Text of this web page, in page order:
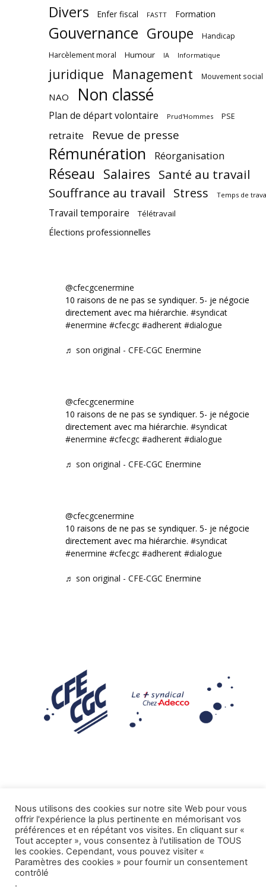
Divers Enfer fiscal FASTT Formation
Gouvernance Groupe Handicap
Harcèlement moral Humour IA Informatique
juridique Management Mouvement social
NAO Non classé
Plan de départ volontaire Prud'Hommes PSE
retraite Revue de presse
Rémunération Réorganisation
Réseau Salaires Santé au travail
Souffrance au travail Stress Temps de
Travail temporaire Télétravail
Élections professionnelles
@cfecgcenermine
10 raisons de ne pas se syndiquer. 5- je négocie
directement avec ma hiérarchie. #syndicat
#enermine #cfecgc #adherent #dialogue
♬ son original - CFE-CGC Enermine
@cfecgcenermine
10 raisons de ne pas se syndiquer. 5- je négocie
directement avec ma hiérarchie. #syndicat
#enermine #cfecgc #adherent #dialogue
♬ son original - CFE-CGC Enermine
@cfecgcenermine
10 raisons de ne pas se syndiquer. 5- je négocie
directement avec ma hiérarchie. #syndicat
#enermine #cfecgc #adherent #dialogue
♬ son original - CFE-CGC Enermine
Mentions légales
Tous droits réservés CFE-CGC ADECCO.
Nous utilisons des cookies sur notre site Web pour vous
offrir l'expérience la plus pertinente en mémorisant vos
préférences et en répétant vos visites. En cliquant sur «
Tout accepter », vous consentez à l'utilisation de TOUS
les cookies. Cependant, vous pouvez visiter «
Paramètres des cookies » pour fournir un consentement
contrôlé
.